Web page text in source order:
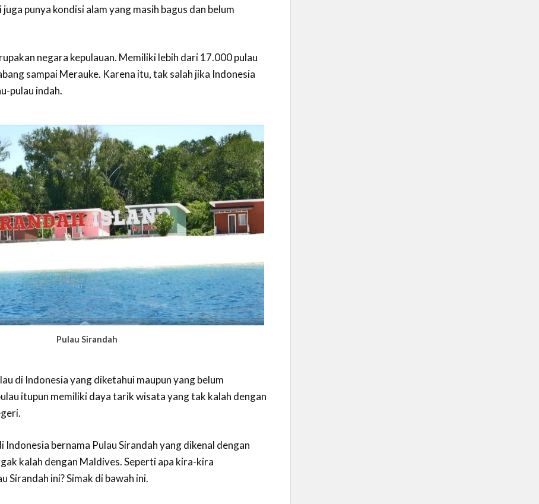
punya kondisi alam yang masih bagus dan belum
negara kepulauan. Memiliki lebih dari 17.000 pulau
sampai Merauke. Karena itu, tak salah jika Indonesia
pulau indah.
Pulau Sirandah
di Indonesia yang diketahui maupun yang belum
itupun memiliki daya tarik wisata yang tak kalah dengan
Indonesia bernama Pulau Sirandah yang dikenal dengan
kalah dengan Maldives. Seperti apa kira-kira
Sirandah ini? Simak di bawah ini.